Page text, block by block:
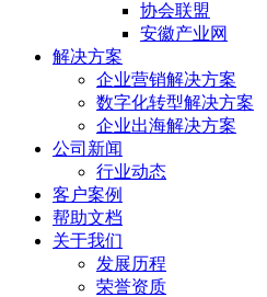
协会联盟
安徽产业网
解决方案
企业营销解决方案
数字化转型解决方案
企业出海解决方案
公司新闻
行业动态
客户案例
帮助文档
关于我们
发展历程
荣誉资质